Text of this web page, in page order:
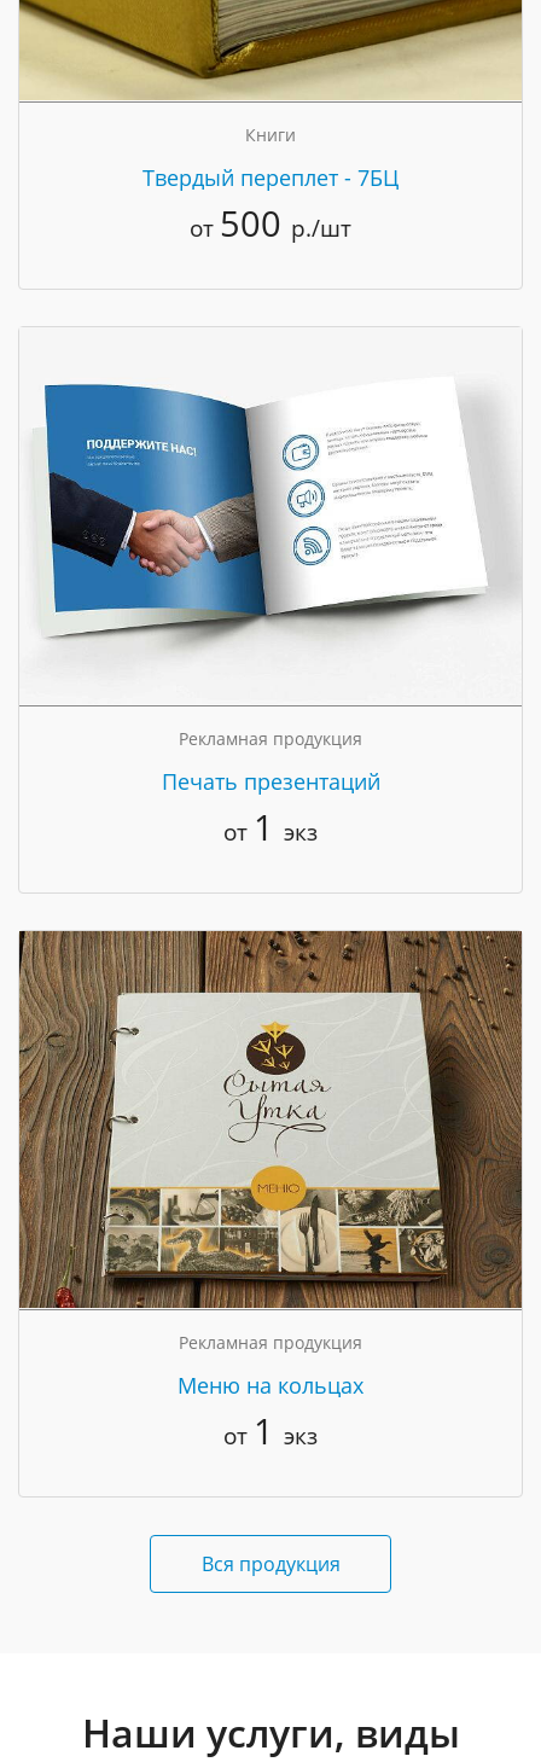
Книги
Твердый переплет - 7БЦ
от 500 р./шт
Рекламная продукция
Печать презентаций
от 1 экз
Рекламная продукция
Меню на кольцах
от 1 экз
Вся продукция
Наши услуги, виды